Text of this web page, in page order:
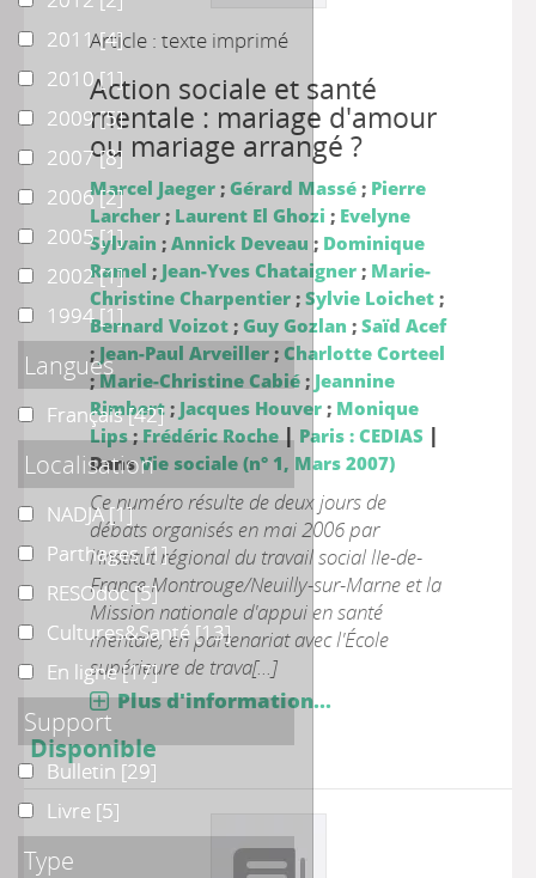
Article : texte imprimé
Action sociale et santé
mentale : mariage d'amour
ou mariage arrangé ?
Marcel Jaeger; Gérard Massé; Pierre
Larcher; Laurent El Ghozi ; Evelyne
Sylvain ; Annick Deveau ; Dominique
Ramel ; Jean-Yves Chataigner; Marie-
Christine Charpentier; Sylvie Loichet;
Bernard Voizot; Guy Gozlan ; Saïd Acef
; Jean-Paul Arveiller; Charlotte Corteel
;Marie-Christine Cabié; Jeannine
Rimbert; Jacques Houver; Monique
Lips;Frédéric Roche | Paris : CEDIAS |
DansVie sociale (n° 1, Mars 2007)
Ce numéro résulte de deux jours de
débats organisés en mai 2006 par
l'Institut régional du travail social lIe-de-
France Montrouge/Neuilly-sur-Marne et la
Mission nationale d'appui en santé
mentale, en partenariat avec l'École
supérieure de trava[...]
Plus d'information...
Disponible
20112011[4]
20102010[1]
20092009[5]
20072007[8]
20062006[2]
20052005[1]
20022002[1]
19941994[1]
Langues
Français
Français[42]
Localisation
NADJANADJA[1]
Parthages
Parthages[1]
RESOdoc
RESOdoc[5]
Cultures&Santé
Cultures&Santé [13]
En ligne
En ligne[17]
Support
Bulletin
Bulletin [29]
LivreLivre [5]
Type